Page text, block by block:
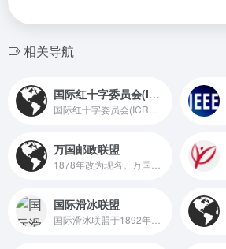
相关导航
国际红十字委员会(ICRC)
万国邮政联盟
国际滑冰联盟